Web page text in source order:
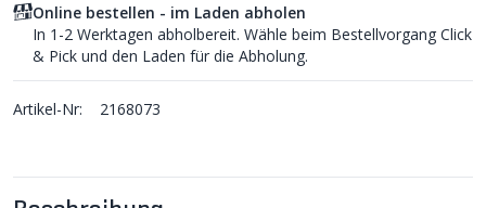
Online bestellen - im Laden abholen
In 1-2 Werktagen abholbereit. Wähle beim Bestellvorgang Click
& Pick und den Laden für die Abholung.
Artikel-Nr: 2168073